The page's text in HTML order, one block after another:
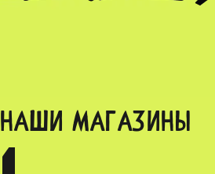
НАШИ МАГАЗИНЫ